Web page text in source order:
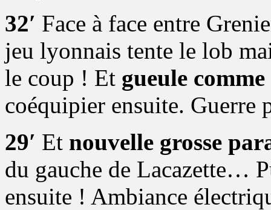
32′ Face à face entre
jeu lyonnais tente le lob
le coup ! Et gueule
coéquipier ensuite. Guerre
29′ Et nouvelle grosse
du gauche de Lacazette…
ensuite ! Ambiance